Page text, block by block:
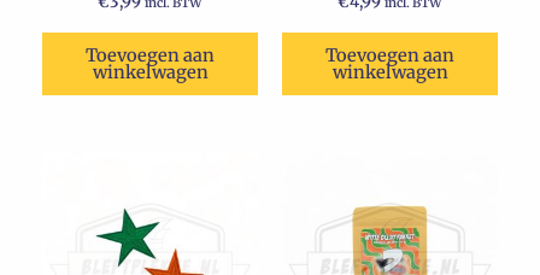
incl. BTW
Toevoegen aan
winkelwagen
incl. BTW
Toevoegen aan
winkelwagen